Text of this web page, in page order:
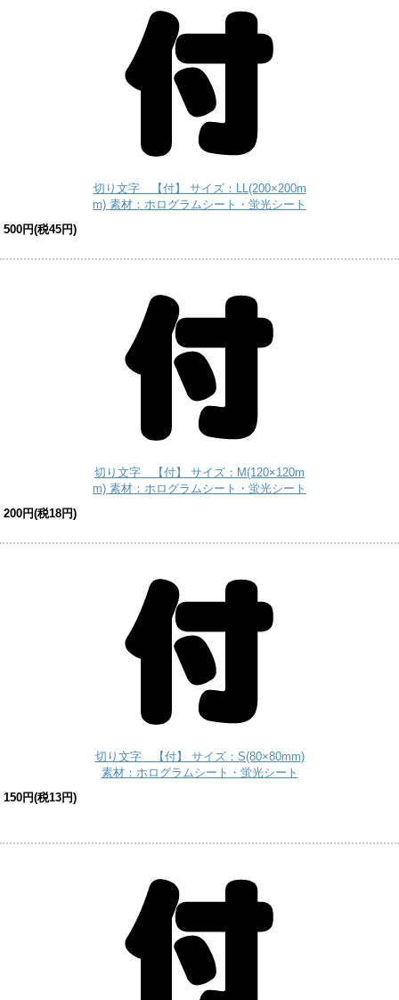
切り文字 【付】 サイズ：LL(200×200m
m) 素材：ホログラムシート・蛍光シート
500円(税45円)
切り文字 【付】 サイズ：M(120×120m
m) 素材：ホログラムシート・蛍光シート
200円(税18円)
切り文字 【付】 サイズ：S(80×80mm)
素材：ホログラムシート・蛍光シート
150円(税13円)